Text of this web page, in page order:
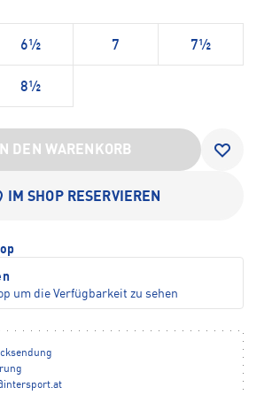
6½ 7 7½
8½
DEN WARENKORB
IM SHOP RESERVIEREN
um die Verfügbarkeit zu sehen
intersport.at